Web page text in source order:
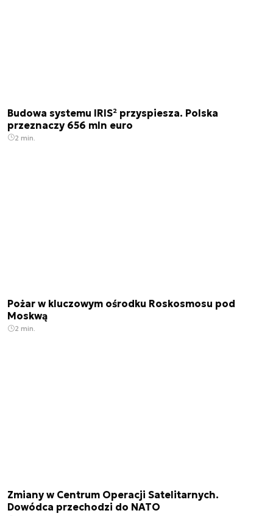
Budowa systemu IRIS² przyspiesza. Polska
przeznaczy 656 mln euro
2 min.
Pożar w kluczowym ośrodku Roskosmosu pod
Moskwą
2 min.
Zmiany w Centrum Operacji Satelitarnych.
Dowódca przechodzi do NATO